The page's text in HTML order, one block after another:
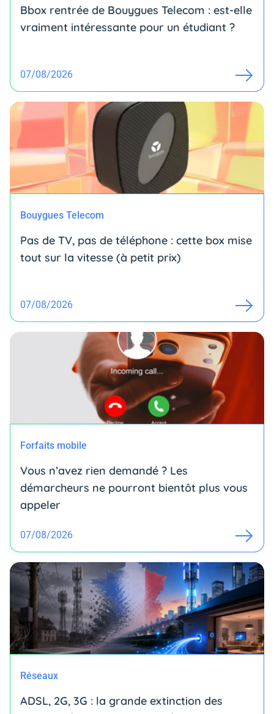
Bbox rentrée de Bouygues Telecom : est-elle
vraiment intéressante pour un étudiant ?
07/08/2026
Bouygues Telecom
Pas de TV, pas de téléphone : cette box mise
tout sur la vitesse (à petit prix)
07/08/2026
Forfaits mobile
Vous n’avez rien demandé ? Les
démarcheurs ne pourront bientôt plus vous
appeler
07/08/2026
Réseaux
ADSL, 2G, 3G : la grande extinction des